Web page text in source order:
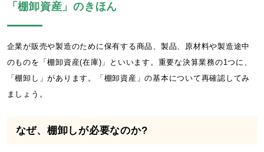
「棚卸資産」のきほん
企業が販売や製造のために保有する商品、製品、原材料や製造途中
のものを「棚卸資産(在庫)」といいます。重要な決算業務の1つに、
「棚卸し」があります。「棚卸資産」の基本について再確認してみ
ましょう。
なぜ、棚卸しが必要なのか?